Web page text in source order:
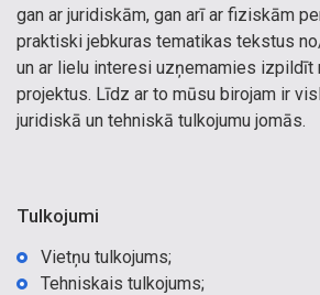
gan ar juridiskām, gan arī ar fiziskām
praktiski jebkuras tematikas tekstus
un ar lielu interesi uzņemamies izpildīt
projektus. Līdz ar to mūsu birojam ir
juridiskā un tehniskā tulkojumu jomās.
Tulkojumi
Vietņu tulkojums;
Tehniskais tulkojums;